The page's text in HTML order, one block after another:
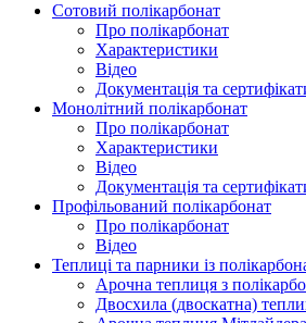
Сотовий полікарбонат
Про полікарбонат
Характеристики
Відео
Документація та
Монолітний полікарбонат
Про полікарбонат
Характеристики
Відео
Документація та
Профільований полікарбонат
Про полікарбонат
Відео
Теплиці та парники із
Арочна теплиця з
Двосхила (двоскатна)